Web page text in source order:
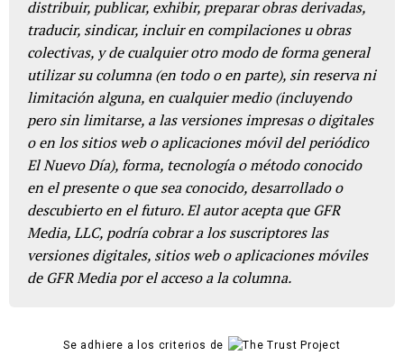
distribuir, publicar, exhibir, preparar obras derivadas,
traducir, sindicar, incluir en compilaciones u obras
colectivas, y de cualquier otro modo de forma general
utilizar su columna (en todo o en parte), sin reserva ni
limitación alguna, en cualquier medio (incluyendo
pero sin limitarse, a las versiones impresas o digitales
o en los sitios web o aplicaciones móvil del periódico
El Nuevo Día), forma, tecnología o método conocido
en el presente o que sea conocido, desarrollado o
descubierto en el futuro. El autor acepta que GFR
Media, LLC, podría cobrar a los suscriptores las
versiones digitales, sitios web o aplicaciones móviles
de GFR Media por el acceso a la columna.
Se adhiere a los criterios de